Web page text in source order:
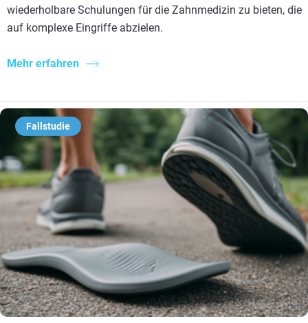
wiederholbare Schulungen für die Zahnmedizin zu bieten, die
auf komplexe Eingriffe abzielen.
Mehr erfahren
Fallstudie